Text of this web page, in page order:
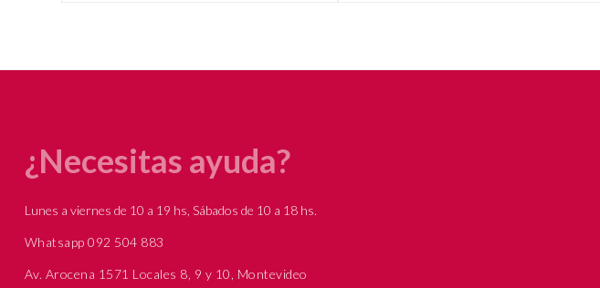
¿Necesitas ayuda?
Lunes a viernes de 10 a 19 hs, Sábados de 10 a 18 hs.
Whatsapp 092 504 883
Av. Arocena 1571 Locales 8, 9 y 10, Montevideo